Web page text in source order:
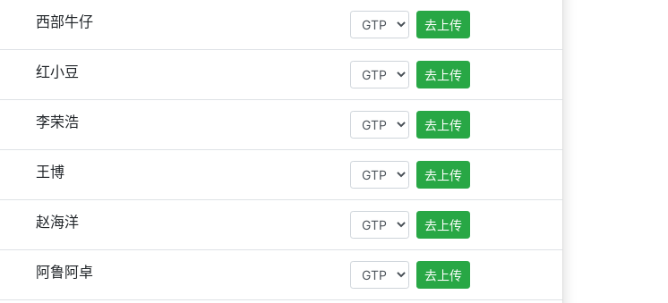
西部牛仔 去上传
红小豆 去上传
李荣浩 去上传
王博 去上传
赵海洋 去上传
阿鲁阿卓 去上传